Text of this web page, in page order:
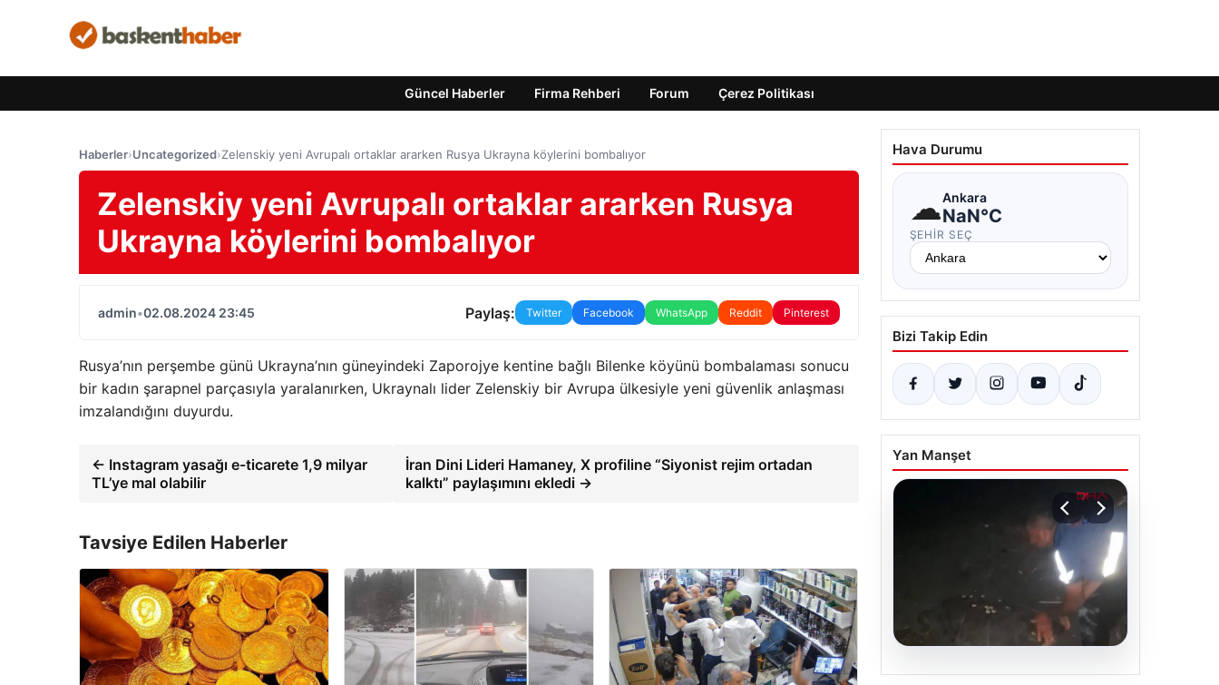
Güncel Haberler Firma Rehberi Forum Çerez Politikası
Haberler›Uncategorized›Zelenskiy yeni Avrupalı ​​ortaklar ararken Rusya Ukrayna köylerini bombalıyor
Zelenskiy yeni Avrupalı ​​ortaklar ararken Rusya
Ukrayna köylerini bombalıyor
admin•02.08.2024 23:45 Paylaş: Twitter Facebook WhatsApp Reddit Pinterest
Rusya’nın perşembe günü Ukrayna’nın güneyindeki Zaporojye kentine bağlı Bilenke köyünü bombalaması sonucu
bir kadın şarapnel parçasıyla yaralanırken, Ukraynalı lider Zelenskiy bir Avrupa ülkesiyle yeni güvenlik anlaşması
imzalandığını duyurdu.
← Instagram yasağı e-ticarete 1,9 milyar
TL’ye mal olabilir
İran Dini Lideri Hamaney, X profiline “Siyonist rejim ortadan
kalktı” paylaşımını ekledi →
Tavsiye Edilen Haberler
Hava Durumu
☁Ankara
NaN°C
ŞEHIR SEÇ
Bizi Takip Edin
Yan Manşet
04.08.2026